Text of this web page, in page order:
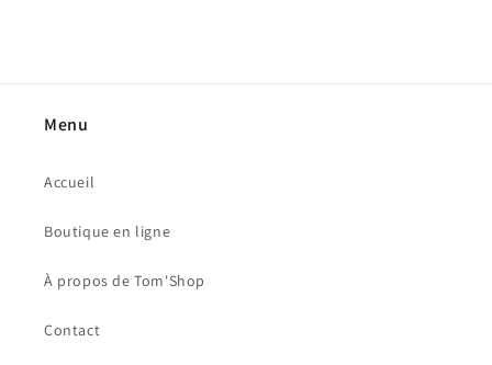
Menu
Accueil
Boutique en ligne
À propos de Tom'Shop
Contact